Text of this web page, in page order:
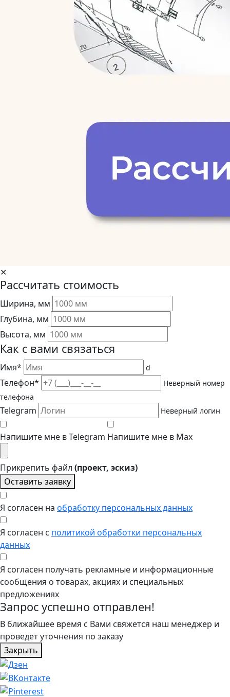
✕
Рассчитать стоимость
Ширина, мм
Глубина, мм
Высота, мм
Как с вами связаться
Имя* d
Телефон*
Неверный номер
телефона
Telegram Неверный логин
Напишите мне в Telegram Напишите мне в Max
Прикрепить файл (проект, эскиз)
Оставить заявку
Я согласен на обработку персональных данных
Я согласен с политикой обработки персональных
данных
Я согласен получать рекламные и информационные
сообщения о товарах, акциях и специальных
предложениях
Запрос успешно отправлен!
В ближайшее время с Вами свяжется наш менеджер и
проведет уточнения по заказу
Закрыть